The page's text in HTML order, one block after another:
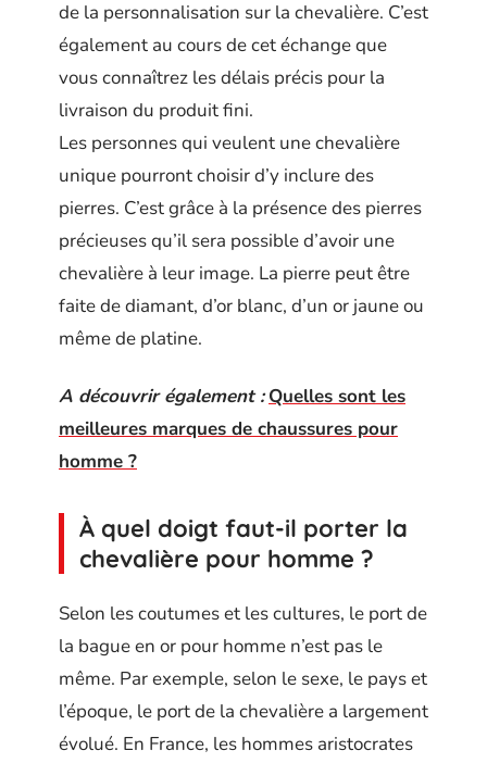
de la personnalisation sur la chevalière. C’est
également au cours de cet échange que
vous connaîtrez les délais précis pour la
livraison du produit fini.
Les personnes qui veulent une chevalière
unique pourront choisir d’y inclure des
pierres. C’est grâce à la présence des pierres
précieuses qu’il sera possible d’avoir une
chevalière à leur image. La pierre peut être
faite de diamant, d’or blanc, d’un or jaune ou
même de platine.
A découvrir également : Quelles sont les
meilleures marques de chaussures pour
homme ?
À quel doigt faut-il porter la
chevalière pour homme ?
Selon les coutumes et les cultures, le port de
la bague en or pour homme n’est pas le
même. Par exemple, selon le sexe, le pays et
l’époque, le port de la chevalière a largement
évolué. En France, les hommes aristocrates